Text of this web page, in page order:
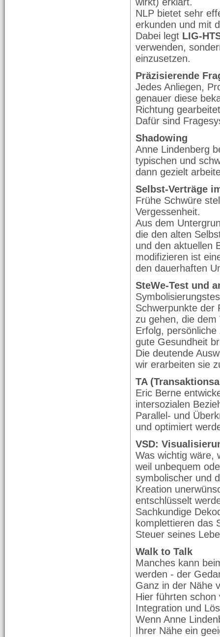
NLP bietet sehr
erkunden und mit
Dabei legt LIG-
verwenden,
einzusetzen.
Präzisierende
Jedes Anliegen,
genauer diese
Richtung
Dafür sind
Shadowing
Anne Lindenberg
typischen und
dann gezielt
Selbst-Verträge
Frühe Schwüre
Vergessenheit.
Aus dem
die den alten
und den aktuellen
modifizieren ist
den dauerhaften
SteWe-Test und
Schwerpunkte der
zu gehen, die
Erfolg,
gute Gesundheit
Die deutende
wir erarbeiten sie
TA
Eric Berne
intersozialen
Parallel- und
und optimiert
VSD:
Was wichtig wäre,
weil unbequem
symbolischer und
Kreation
entschlüsselt
Sachkundige
komplettieren das
Steuer seines
Walk to Talk
Manches kann
werden - der
Ganz in der Nähe
Hier führten schon
Integration und
Wenn Anne
Ihrer Nähe ein